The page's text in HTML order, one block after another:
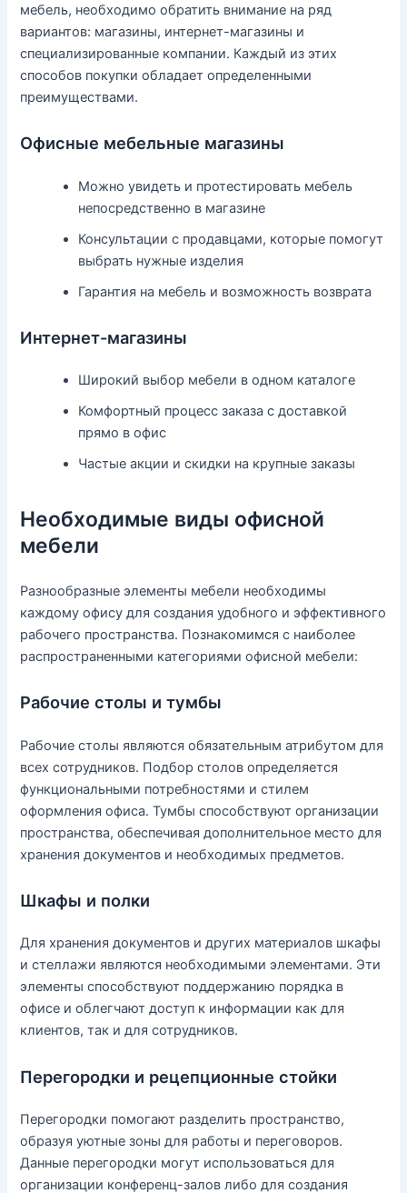
мебель, необходимо обратить внимание на ряд
вариантов: магазины, интернет-магазины и
специализированные компании. Каждый из этих
способов покупки обладает определенными
преимуществами.
Офисные мебельные магазины
Можно увидеть и протестировать мебель
непосредственно в магазине
Консультации с продавцами, которые помогут
выбрать нужные изделия
Гарантия на мебель и возможность возврата
Интернет-магазины
Широкий выбор мебели в одном каталоге
Комфортный процесс заказа с доставкой
прямо в офис
Частые акции и скидки на крупные заказы
Необходимые виды офисной
мебели
Разнообразные элементы мебели необходимы
каждому офису для создания удобного и эффективного
рабочего пространства. Познакомимся с наиболее
распространенными категориями офисной мебели:
Рабочие столы и тумбы
Рабочие столы являются обязательным атрибутом для
всех сотрудников. Подбор столов определяется
функциональными потребностями и стилем
оформления офиса. Тумбы способствуют организации
пространства, обеспечивая дополнительное место для
хранения документов и необходимых предметов.
Шкафы и полки
Для хранения документов и других материалов шкафы
и стеллажи являются необходимыми элементами. Эти
элементы способствуют поддержанию порядка в
офисе и облегчают доступ к информации как для
клиентов, так и для сотрудников.
Перегородки и рецепционные стойки
Перегородки помогают разделить пространство,
образуя уютные зоны для работы и переговоров.
Данные перегородки могут использоваться для
организации конференц-залов либо для создания